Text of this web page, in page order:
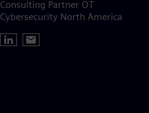
Consulting Partner OT
Cybersecurity North America